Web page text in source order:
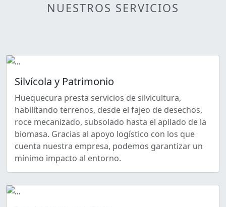
NUESTROS SERVICIOS
Silvícola y Patrimonio
Huequecura presta servicios de silvicultura,
habilitando terrenos, desde el fajeo de desechos,
roce mecanizado, subsolado hasta el apilado de la
biomasa. Gracias al apoyo logístico con los que
cuenta nuestra empresa, podemos garantizar un
mínimo impacto al entorno.